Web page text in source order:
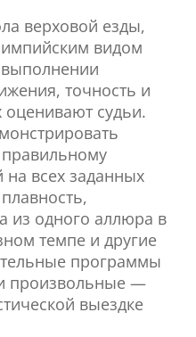
верховой езды,
видом
точность и
судьи.
всех заданных
из одного аллюра в
темпе и другие
программы
произвольные —
выездке